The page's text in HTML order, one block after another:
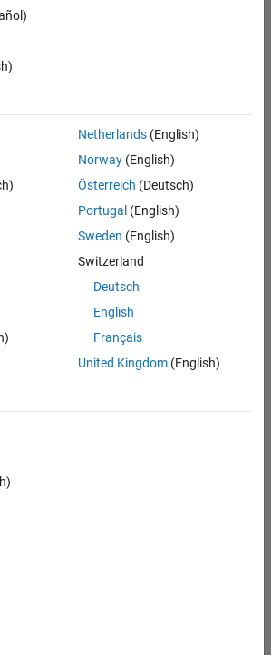
Netherlands(English)
Norway(English)
Österreich (Deutsch)
Portugal (English)
Sweden (English)
Switzerland
Deutsch
English
Français
United Kingdom(English)